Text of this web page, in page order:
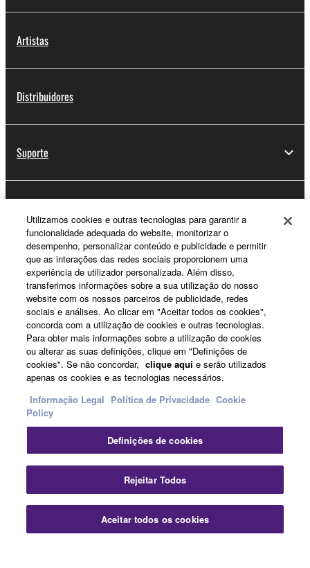
Artistas
Distribuidores
Suporte
Sobre a Yamaha
Portugal - Portuguese
Negócio
Termos e Condições
Política de cookiesInformação Legal
© Yamaha Corporation.
Utilizamos cookies e outras tecnologias para garantir a
funcionalidade adequada do website, monitorizar o
desempenho, personalizar conteúdo e publicidade e permitir
que as interações das redes sociais proporcionem uma
experiência de utilizador personalizada. Além disso,
transferimos informações sobre a sua utilização do nosso
website com os nossos parceiros de publicidade, redes
sociais e análises. Ao clicar em "Aceitar todos os cookies",
concorda com a utilização de cookies e outras tecnologias.
Para obter mais informações sobre a utilização de cookies
ou alterar as suas definições, clique em "Definições de
cookies". Se não concordar, clique aqui e serão utilizados
apenas os cookies e as tecnologias necessários.
Informação Legal Política de Privacidade Cookie
Policy
Definições de cookies
Rejeitar Todos
Aceitar todos os cookies